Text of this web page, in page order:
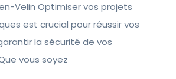
Velin Optimiser vos projets
est crucial pour réussir vos
la sécurité de vos
vous soyez